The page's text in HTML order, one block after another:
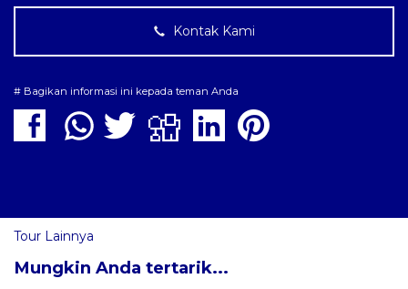
Kontak Kami
# Bagikan informasi ini kepada teman Anda
Tour Lainnya
Mungkin Anda tertarik...